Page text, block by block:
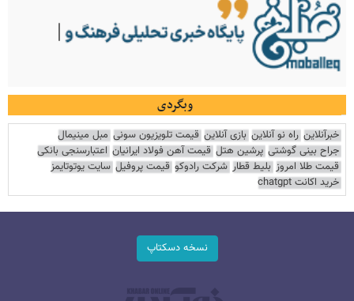
وبگردی
خبرآنلاین راه نو آنلاین بازی آنلاین قیمت تلویزیون سونی مبل مینیمال
جراح بینی گوشتی پرشین هتل قیمت آهن فولاد ایرانیان اعتبارسنجی بانکی
قیمت طلا امروز بلیط قطار شرکت رادوکو قیمت پروفیل سایت یوتوتایمز
خرید اکانت chatgpt
نسخه دسکتاپ